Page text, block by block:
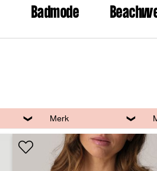
Badmode
Merk